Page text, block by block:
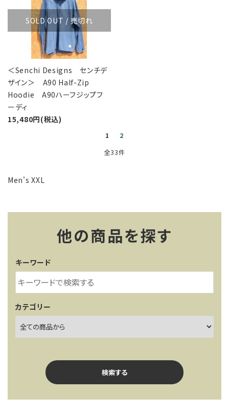
SOLD OUT / 売切れ
＜Senchi Designs センチデ
ザイン＞ A90 Half-Zip
Hoodie A90ハーフジップフ
ーディ
15,480円(税込)
1
2
全33件
Men's XXL
他の商品を探す
キーワード
カテゴリー
検索する